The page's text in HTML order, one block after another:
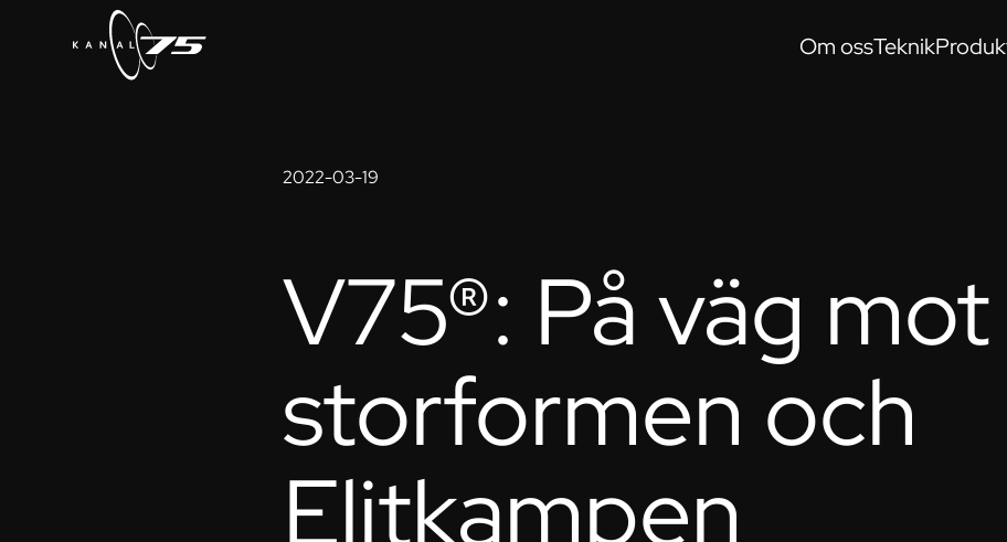
Om ossTeknik
2022-03-19
V75®: På väg mot
storformen och
Elitkampen